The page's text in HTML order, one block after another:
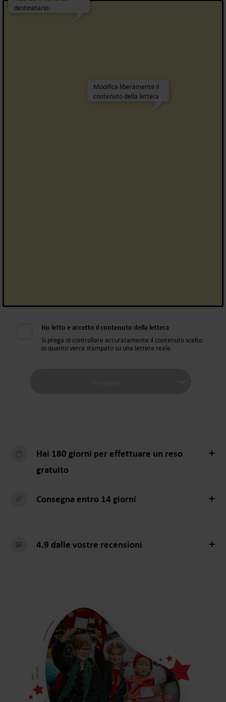
Ho letto e accetto il contenuto della lettera
Si prega di controllare accuratamente il contenuto scelto
in quanto verrà stampato su una lettera reale.
Hai 180 giorni pereffettuare un reso
gratuito
Consegna entro 14 giorni
4.9 dalle vostre recensioni